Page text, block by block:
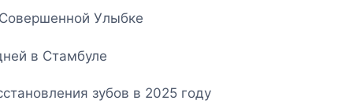
Улыбке
в Стамбуле
зубов в 2025 году